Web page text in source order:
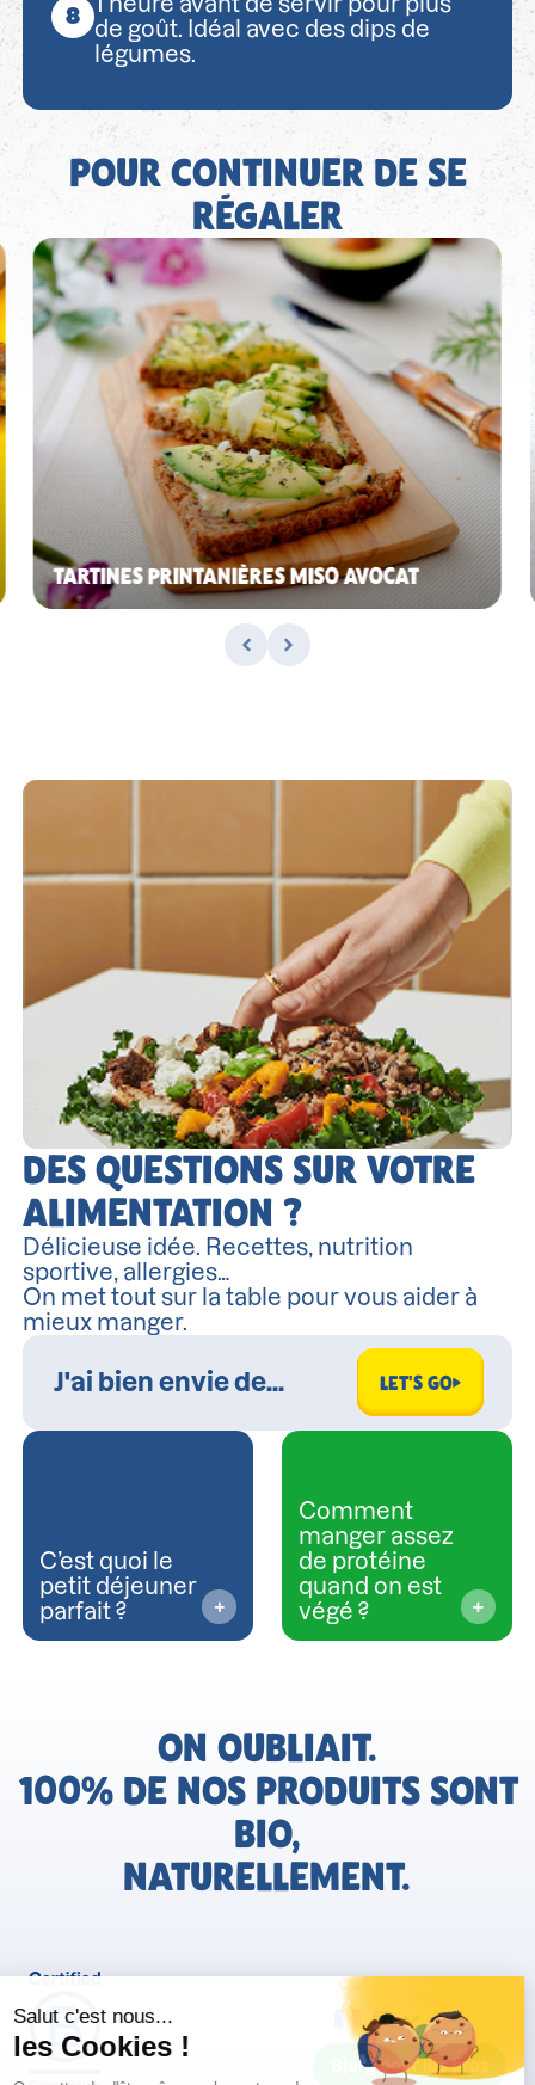
de goût. Idéal avec des dips de
légumes.
POUR CONTINUER DE SE
RÉGALER
TARTINES PRINTANIÈRES MISO AVOCAT
DES QUESTIONS SUR VOTRE
ALIMENTATION ?
Délicieuse idée. Recettes, nutrition
sportive, allergies…
On met tout sur la table pour vous aider à
mieux manger.
LET'S GO
C’est quoi le
petit déjeuner
parfait ?
Comment
manger assez
de protéine
quand on est
végé ?
ON OUBLIAIT.
100% DE NOS PRODUITS SONT
BIO,
NATURELLEMENT.
FR
Bjorg pour les pros